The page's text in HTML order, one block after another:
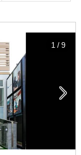

1 / 9